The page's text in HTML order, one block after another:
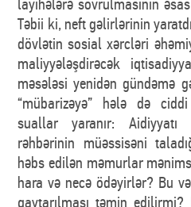
Təbii ki, neft gəlirlərinin
dövlətin sosial xərcləri
maliyyələşdirəcək
məsələsi yenidən gündəmə
“mübarizəyə” hələ də
suallar yaranır: Aidiyyatı
rəhbərinin müəssisəni
həbs edilən məmurlar
hara və necə ödəyirlər? Bu
qaytarılması təmin